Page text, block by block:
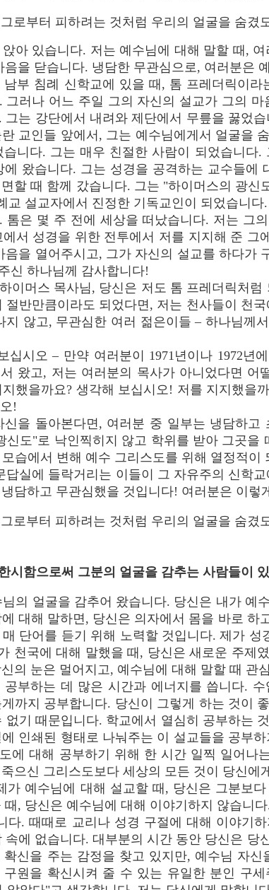
로부터 피하려는 것처럼 우리의 얼굴을 숨겼
아 있습니다. 저는 예수님에 대해 말할 때,
을 닫습니다. 냉담한 무관심으로, 여러분은
남부 침례 신학교에 있을 때, 톰 프레더릭이
그러나 어느 주일 그의 자신의 설교가 그의
그는 강단에서 내려와 제단에서 무릎을 꿇었
교인들 앞에서, 그는 예수님에게서 얼굴을
니다. 그는 매우 친절한 사람이 되었습니다
왔습니다. 그는 성경을 공격하는 교수들에
할 때 함께 갔습니다. 그는 "하이머스의 광신
교 설교자에서 진정한 기독교인이 되었습니
톰은 몇 주 전에 세상을 떠났습니다. 저는 그
서 성경을 위한 전투에서 저를 지지해 준 그
을 열어주시고, 그가 자신의 설교를 하다가
신 하나님께 감사합니다!
이머스 목사님, 당신은 저도 톰 프레더릭처
반만큼이라도 되었다면, 저는 천사들이 천
지 않고, 무관심한 여러 젊은이들 – 하나님께
십시오 – 만약 여러분이 1971년이나 1972년
왔고, 저는 여러분의 목사가 아니었다면 어
했을까요? 생각해 보십시오! 저를 지지했을
!
신을 돌아본다면, 여러분 중 일부는 냉담하
신도"로 낙인찍히지 않고 학위를 받아 그곳을
습에서 변해 예수 그리스도를 위해 열정적이
답실에 들락거리는 이들이 그 자유주의 신학
담하고 무관심했을 것입니다! 여러분은 이렇
로부터 피하려는 것처럼 우리의 얼굴을 숨겼
시함으로써 그분의 얼굴을 감추는 사람들이
의 얼굴을 감추어 왔습니다. 당신은 내가 예
대해 말하면, 당신은 의자에서 몸을 바로 하
단어를 듣기 위해 노력할 것입니다. 제가
천국에 대해 말했을 때, 당신은 새로운 주제
의 눈은 멀어지고, 예수님에 대해 말할 때 관
공부하는 데 많은 시간과 에너지를 씁니다.
까지 공부합니다. 당신이 그렇게 하는 것이
없기 때문입니다. 학교에서 열심히 공부하는
인쇄된 형태로 나눠주는 이 설교들을 공부
에 대해 공부하기 위해 한 시간 일찍 일어나
으신 그리스도보다 세상의 모든 것이 당신에
가 예수님에 대해 설교할 때, 당신은 그분보
, 당신은 예수님에 대해 이야기하지 않습니
다. 때때로 교리나 성경 구절에 대해 이야기
에 없습니다. 대부분의 시간 동안 당신은 당
신을 주는 감정을 찾고 있지만, 예수님 자
원을 확신시켜 줄 수 있는 유일한 분인 구